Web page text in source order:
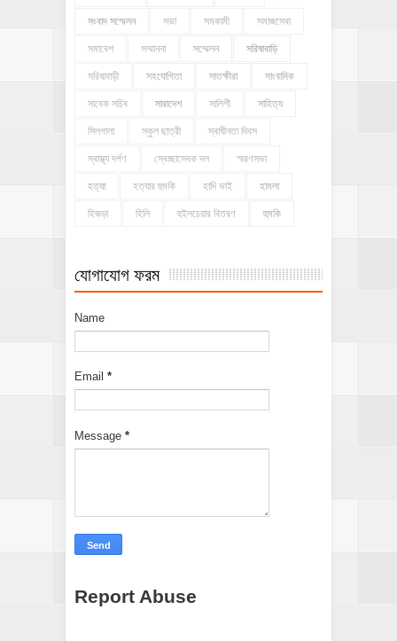
সংবাদ সম্মেলন সভা সমকামী সমাজসেবা
সমাবেশ সম্মাননা সম্মেলন সরিষাবাড়ি
সরিষাবাড়ী সহযোগিতা সাতক্ষীরা সাংবাদিক
সাবেক সচিব সারাদেশ সালিশী সাহিত্য
সিলগালা স্কুল ছাত্রী স্বাধীনতা দিবস
স্বাস্থ্য দর্পণ স্বেচ্ছাসেবক দল স্মরণসভা
হত্যা হত্যার হুমকি হাদি ভাই হামলা
হিজড়া হিলি হুইলচেয়ার বিতরণ হুমকি
যোগাযোগ ফরম
Name
Email *
Message *
Report Abuse